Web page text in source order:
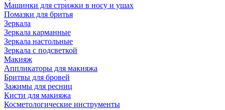
Машинки для стрижки в носу и ушах
Помазки для бритья
Зеркала
Зеркала карманные
Зеркала настольные
Зеркала с подсветкой
Макияж
Аппликаторы для макияжа
Бритвы для бровей
Зажимы для ресниц
Кисти для макияжа
Косметологические инструменты